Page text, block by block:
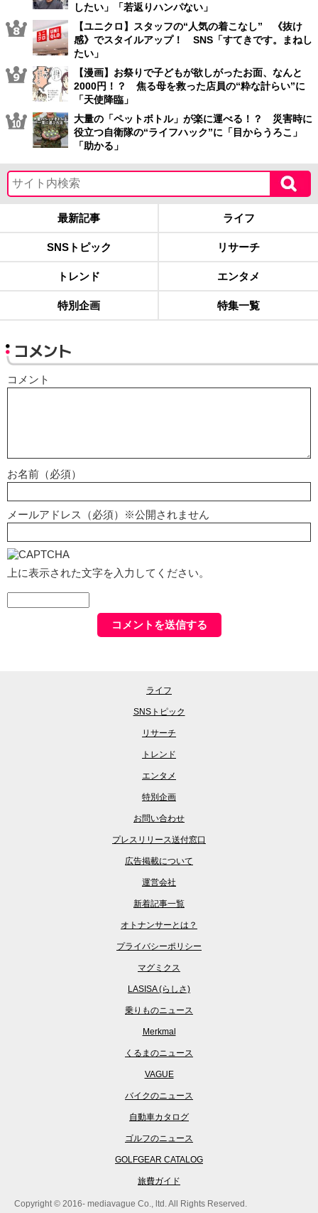
したい」「若返りハンパない」
【ユニクロ】スタッフの“人気の着こなし” 《抜け
感》でスタイルアップ！ SNS「すてきです。まねし
たい」
【漫画】お祭りで子どもが欲しがったお面、なんと
2000円！？ 焦る母を救った店員の“粋な計らい”に
「天使降臨」
大量の「ペットボトル」が楽に運べる！？ 災害時に
役立つ自衛隊の“ライフハック”に「目からうろこ」
「助かる」
最新記事 ライフ
SNSトピック リサーチ
トレンド エンタメ
特別企画 特集一覧
コメント
コメント
お名前（必須）
メールアドレス（必須）※公開されません
上に表示された文字を入力してください。
ライフ
SNSトピック
リサーチ
トレンド
エンタメ
特別企画
お問い合わせ
プレスリリース送付窓口
広告掲載について
運営会社
新着記事一覧
オトナンサーとは？
プライバシーポリシー
マグミクス
LASISA (らしさ)
乗りものニュース
Merkmal
くるまのニュース
VAGUE
バイクのニュース
自動車カタログ
ゴルフのニュース
GOLFGEAR CATALOG
旅費ガイド
Copyright © 2016- mediavague Co., ltd. All Rights Reserved.